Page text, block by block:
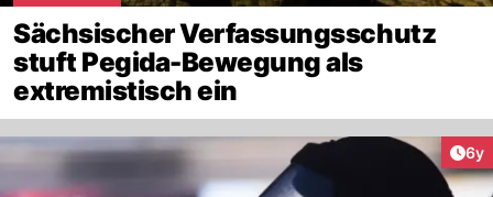
Sächsischer Verfassungsschutz
stuft Pegida-Bewegung als
extremistisch ein
6y